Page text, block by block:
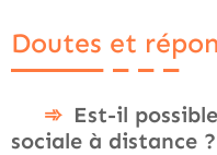
Doutes et
Est-il
sociale à distance ?